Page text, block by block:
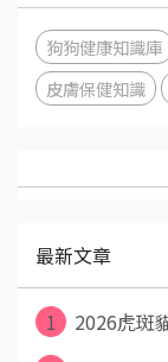
狗狗健康知識庫
皮膚保健知識
最新文章
1
2026虎斑